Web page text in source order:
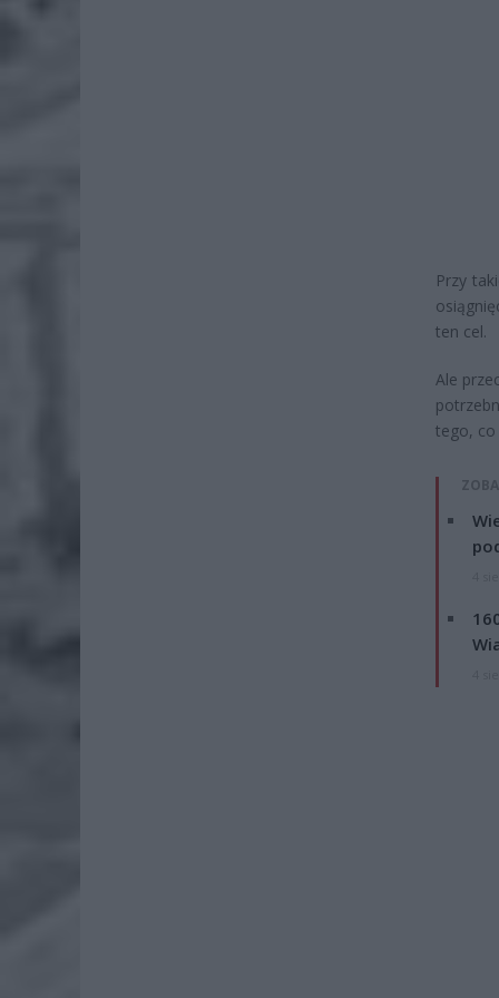
Przy
ten cel.
Ale
tego, co